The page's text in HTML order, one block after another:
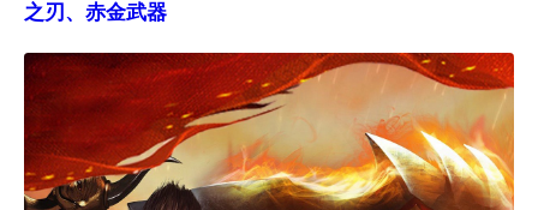
之刃、赤金武器